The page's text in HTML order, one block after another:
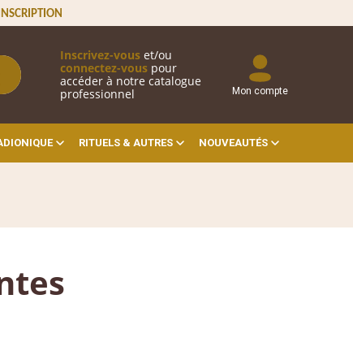
Inscrivez-vous et/ou
connectez-vous pour
accéder à notre catalogue
professionnel
Mon compte
RITUELS & AUTRES NOUVEAUTÉS